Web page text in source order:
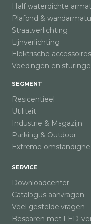
Half waterdichte
Plafond &
Straatverlichting
Lijnverlichting
Elektrische accessoires
Voedingen en
SEGMENT
Residentieel
Utiliteit
Industrie & Magazijn
Parking & Outdoor
Extreme
SERVICE
Downloadcenter
Catalogus aanvragen
Veel gestelde vragen
Besparen met LED-